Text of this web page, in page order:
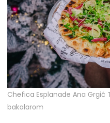
Chefica Esplanade Ana
bakalarom